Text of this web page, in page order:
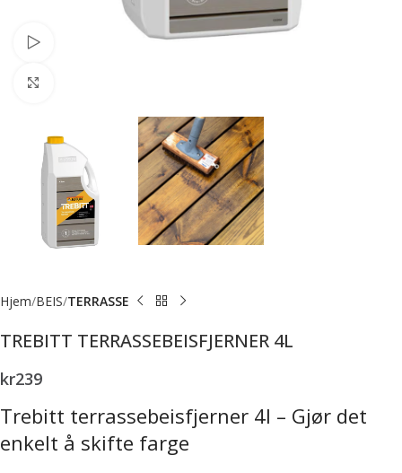
Hjem BEIS TERRASSE
TREBITT TERRASSEBEISFJERNER 4L
kr239
Trebitt terrassebeisfjerner 4l – Gjør det
enkelt å skifte farge